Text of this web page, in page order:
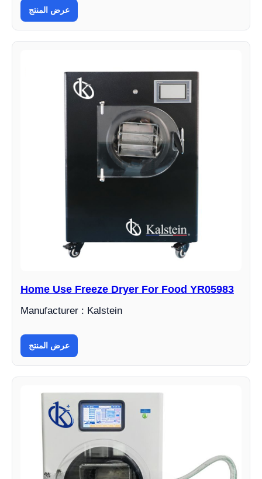
عرض المنتج
Home Use Freeze Dryer For Food YR05983
Manufacturer : Kalstein
عرض المنتج